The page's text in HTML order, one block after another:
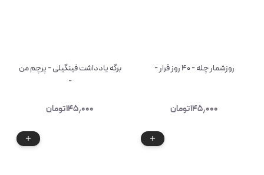
روزشمار چله - ۴۰ روز قرار -
۱۴۵٫۰۰۰تومان
برگه یادداشت فینگیلی - پرچم من
-
۱۴۵٫۰۰۰تومان